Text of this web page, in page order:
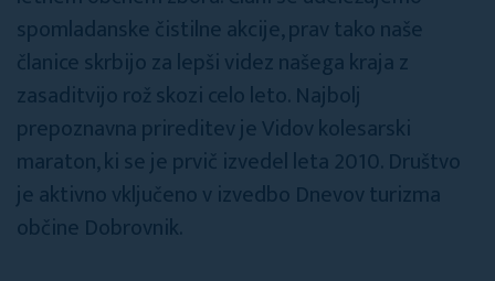
spomladanske čistilne akcije, prav tako naše
članice skrbijo za lepši videz našega kraja z
zasaditvijo rož skozi celo leto. Najbolj
prepoznavna prireditev je Vidov kolesarski
maraton, ki se je prvič izvedel leta 2010. Društvo
je aktivno vključeno v izvedbo Dnevov turizma
občine Dobrovnik.